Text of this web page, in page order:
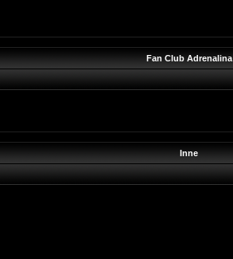
Fan Club Adrenalina
Inne